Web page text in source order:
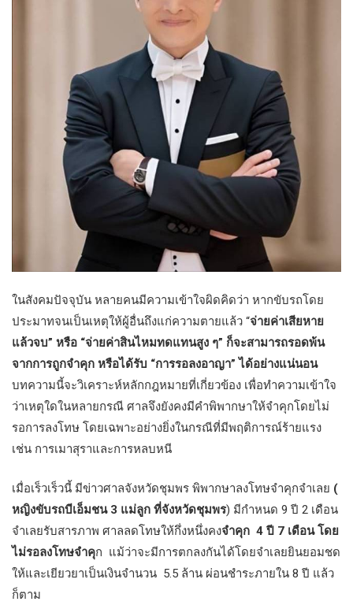
ในสังคมปัจจุบัน หลายคนมีความเข้าใจผิดคิดว่า หากขับรถโดย
ประมาทจนเป็นเหตุให้ผู้อื่นถึงแก่ความตายแล้ว “จ่ายค่าเสียหาย
แล้วจบ” หรือ “จ่ายค่าสินไหมทดแทนสูง ๆ” ก็จะสามารถรอดพ้น
จากการถูกจำคุก หรือได้รับ “การรอลงอาญา” ได้อย่างแน่นอน
บทความนี้จะวิเคราะห์หลักกฎหมายที่เกี่ยวข้อง เพื่อทำความเข้าใจ
ว่าเหตุใดในหลายกรณี ศาลจึงยังคงมีคำพิพากษาให้จำคุกโดยไม่
รอการลงโทษ โดยเฉพาะอย่างยิ่งในกรณีที่มีพฤติการณ์ร้ายแรง
เช่น การเมาสุราและการหลบหนี
เมื่อเร็วเร็วนี้ มีข่าวศาลจังหวัดชุมพร พิพากษาลงโทษจำคุกจำเลย (
หญิงขับรถบีเอ็มชน 3 แม่ลูก ที่จังหวัดชุมพร) มีกำหนด 9 ปี 2 เดือน
จำเลยรับสารภาพ ศาลลดโทษให้กึ่งหนึ่งคงจำคุก 4 ปี 7 เดือน โดย
ไม่รอลงโทษจำคุก แม้ว่าจะมีการตกลงกันได้โดยจำเลยยินยอมชด
ให้และเยียวยาเป็นเงินจำนวน 5.5 ล้าน ผ่อนชำระภายใน 8 ปี แล้ว
ก็ตาม